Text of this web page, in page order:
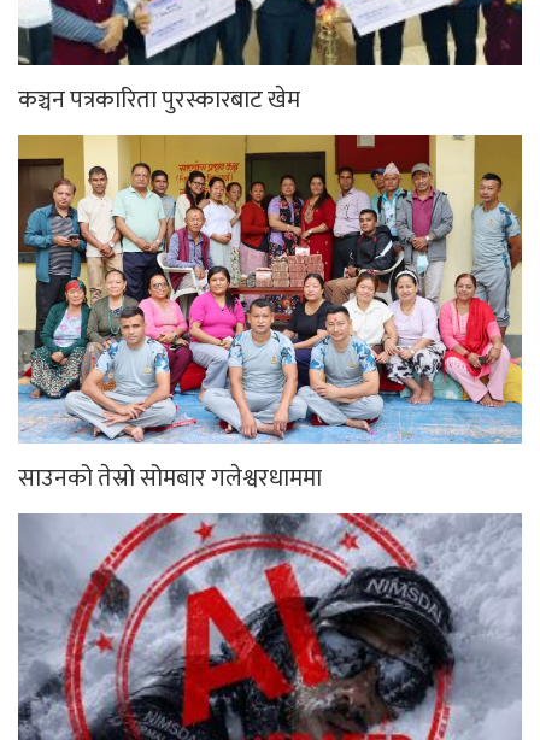
कञ्चन पत्रकारिता पुरस्कारबाट खेम
साउनको तेस्रो सोमबार गलेश्वरधाममा